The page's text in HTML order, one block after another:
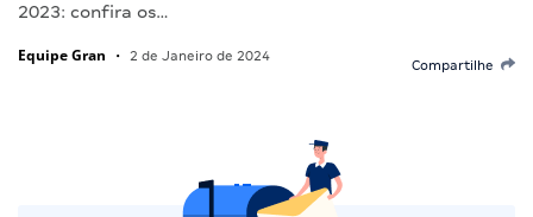
2023: confira os…
Equipe Gran • 2 de Janeiro de 2024
Compartilhe